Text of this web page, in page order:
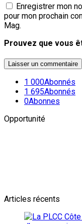
Enregistrer mon
pour mon prochain
Mag.
Prouvez que vous
1 000Abonnés
1 695Abonnés
0Abonnes
Opportunité
Articles récents